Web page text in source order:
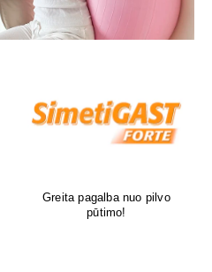
Greita pagalba nuo pilvo
pūtimo!